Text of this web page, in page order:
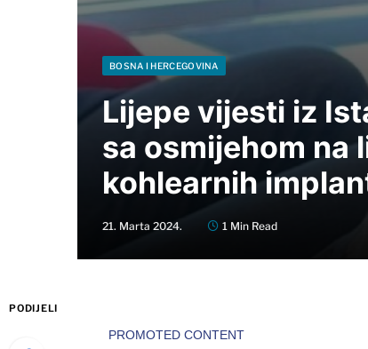
BOSNA I HERCEGOVINA
Lijepe vijesti iz
sa osmijehom na
kohlearnih
21. Marta 2024. 1 Min Read
PODIJELI